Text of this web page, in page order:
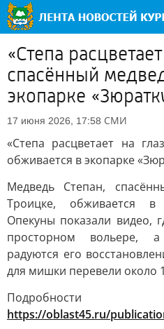
«Степа
спасённый
экопарке
17 июня 2026, 17:58 СМИ
«Степа расцветает на
обживается в экопарке
Медведь Степан,
Троицке, обживается в
Опекуны показали видео,
просторном вольере,
радуются его
для мишки перевели около
https://oblast45.ru/